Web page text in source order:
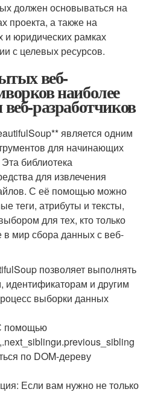
должен основываться на
проекта, ⁢а также на
и ​юридических рамках
‍с целевых ресурсов.
веб-
наиболее
разработчиков
является ‍одним
для начинающих
библиотека
для извлечения
С ‍её помощью можно
теги, атрибуты и тексты,⁣
для тех, кто‌ только
в мир сбора данных ⁢с веб-
позволяет выполнять​
идентификаторам и другим
выборки ‍данных
помощью
,.next_siblingи.previous_sibling
по DOM-дереву
Если вам нужно не только